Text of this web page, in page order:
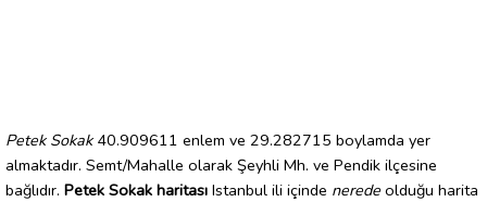
Petek Sokak40.909611 enlem ve 29.282715 boylamda yer
almaktadır. Semt/Mahalle olarak Şeyhli Mh. ve Pendik ilçesine
bağlıdır. Petek Sokak haritası Istanbul ili içinde nerede olduğu harita